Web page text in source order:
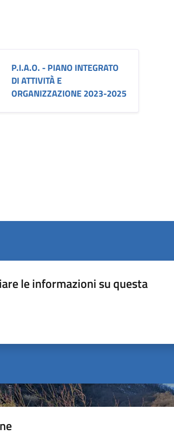
P.I.A.O. - PIANO INTEGRATO
DI ATTIVITÀ E
ORGANIZZAZIONE 2023-2025
le informazioni su questa